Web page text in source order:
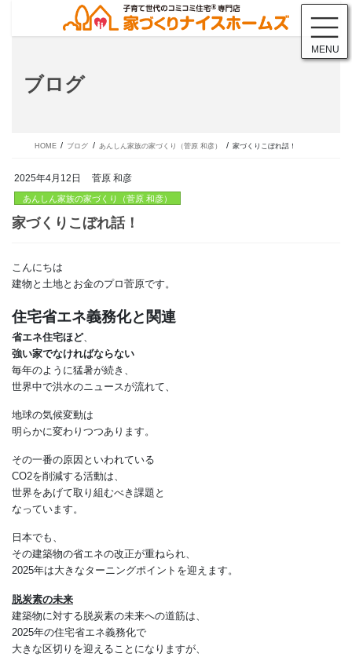
テ
ゲ
ブログ
2025年4月12日 菅原 和彦
あんしん家族の家づくり（菅原 和彦）
家づくりこぼれ話！
建物と土地とお金のプロ菅原です。
住宅省エネ義務化と関連
省エネ住宅ほど、
強い家でなければならない
毎年のように猛暑が続き、
世界中で洪水のニュースが流れて、
地球の気候変動は
明らかに変わりつつあります。
その一番の原因といわれている
CO2を削減する活動は、
世界をあげて取り組むべき課題と
なっています。
日本でも、
その建築物の省エネの改正が重ねられ、
2025年は大きなターニングポイントを迎えます。
MENU